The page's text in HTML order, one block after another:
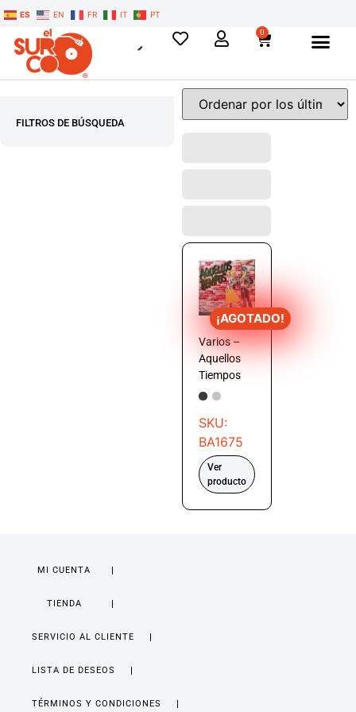
ES EN FR IT PT
0
FILTROS DE BÚSQUEDA
¡AGOTADO!
Varios –
Aquellos
Tiempos
SKU:
BA1675
Ver
producto
MI CUENTA
TIENDA
SERVICIO AL CLIENTE
LISTA DE DESEOS
TÉRMINOS Y CONDICIONES